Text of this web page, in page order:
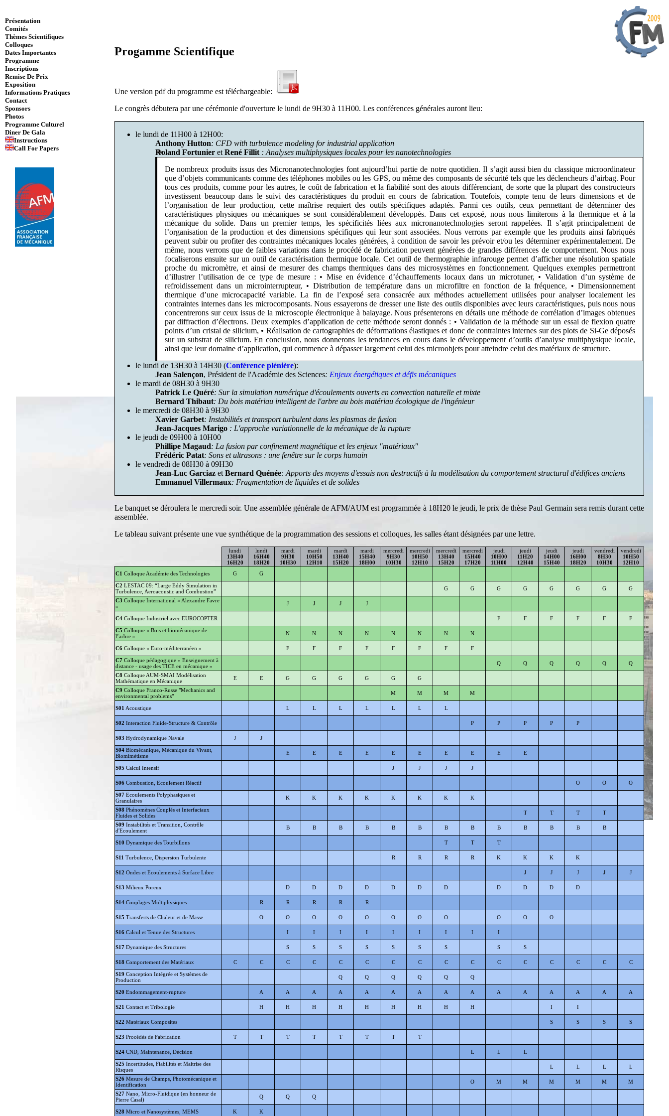
Présentation
Comités
Thèmes Scientifiques
Colloques
Dates Importantes
Programme
Inscriptions
Remise De Prix
Exposition
Informations Pratiques
Contact
Sponsors
Photos
Programme Culturel
Diner De Gala
Instructions
Call For Papers
Progamme Scientifique
Une version pdf du programme est téléchargeable:
Le congrès débutera par une cérémonie d'ouverture le lundi de 9H30 à 11H00. Les conférences générales auront lieu:
le lundi de 11H00 à 12H00:
Anthony Hutton: CFD with turbulence modeling for industrial application
Roland Fortunier et René Fillit : Analyses multiphysiques locales pour les nanotechnologies
De nombreux produits issus des Micronanotechnologies font aujourd’hui partie de notre quotidien. Il s’agit aussi bien du classique microordinateur
que d’objets communicants comme des téléphones mobiles ou les GPS, ou même des composants de sécurité tels que les déclencheurs d’airbag. Pour
tous ces produits, comme pour les autres, le coût de fabrication et la fiabilité sont des atouts différenciant, de sorte que la plupart des constructeurs
investissent beaucoup dans le suivi des caractéristiques du produit en cours de fabrication. Toutefois, compte tenu de leurs dimensions et de
l’organisation de leur production, cette maîtrise requiert des outils spécifiques adaptés. Parmi ces outils, ceux permettant de déterminer des
caractéristiques physiques ou mécaniques se sont considérablement développés. Dans cet exposé, nous nous limiterons à la thermique et à la
mécanique du solide. Dans un premier temps, les spécificités liées aux micronanotechnologies seront rappelées. Il s’agit principalement de
l’organisation de la production et des dimensions spécifiques qui leur sont associées. Nous verrons par exemple que les produits ainsi fabriqués
peuvent subir ou profiter des contraintes mécaniques locales générées, à condition de savoir les prévoir et/ou les déterminer expérimentalement. De
même, nous verrons que de faibles variations dans le procédé de fabrication peuvent générées de grandes différences de comportement. Nous nous
focaliserons ensuite sur un outil de caractérisation thermique locale. Cet outil de thermographie infrarouge permet d’afficher une résolution spatiale
proche du micromètre, et ainsi de mesurer des champs thermiques dans des microsystèmes en fonctionnement. Quelques exemples permettront
d’illustrer l’utilisation de ce type de mesure : • Mise en évidence d’échauffements locaux dans un microtuner, • Validation d’un système de
refroidissement dans un microinterrupteur, • Distribution de température dans un microfiltre en fonction de la fréquence, • Dimensionnement
thermique d’une microcapacité variable. La fin de l’exposé sera consacrée aux méthodes actuellement utilisées pour analyser localement les
contraintes internes dans les microcomposants. Nous essayerons de dresser une liste des outils disponibles avec leurs caractéristiques, puis nous nous
concentrerons sur ceux issus de la microscopie électronique à balayage. Nous présenterons en détails une méthode de corrélation d’images obtenues
par diffraction d’électrons. Deux exemples d’application de cette méthode seront donnés : • Validation de la méthode sur un essai de flexion quatre
points d’un cristal de silicium, • Réalisation de cartographies de déformations élastiques et donc de contraintes internes sur des plots de Si-Ge déposés
sur un substrat de silicium. En conclusion, nous donnerons les tendances en cours dans le développement d’outils d’analyse multiphysique locale,
ainsi que leur domaine d’application, qui commence à dépasser largement celui des microobjets pour atteindre celui des matériaux de structure.
le lundi de 13H30 à 14H30 (Conférence plénière):
Jean Salençon, Président de l'Académie des Sciences: Enjeux énergétiques et défis mécaniques
le mardi de 08H30 à 9H30
Patrick Le Quéré: Sur la simulation numérique d'écoulements ouverts en convection naturelle et mixte
Bernard Thibaut: Du bois matériau intelligent de l'arbre au bois matériau écologique de l'ingénieur
le mercredi de 08H30 à 9H30
Xavier Garbet: Instabilités et transport turbulent dans les plasmas de fusion
Jean-Jacques Marigo : L'approche variationnelle de la mécanique de la rupture
le jeudi de 09H00 à 10H00
Phillipe Magaud: La fusion par confinement magnétique et les enjeux "matériaux"
Frédéric Patat: Sons et ultrasons : une fenêtre sur le corps humain
le vendredi de 08H30 à 09H30
Jean-Luc Garciaz et Bernard Quénée: Apports des moyens d'essais non destructifs à la modélisation du comportement structural d'édifices anciens
Emmanuel Villermaux: Fragmentation de liquides et de solides
Le banquet se déroulera le mercredi soir. Une assemblée générale de AFM/AUM est programmée à 18H20 le jeudi, le prix de thèse Paul Germain sera remis durant cette
assemblée.
Le tableau suivant présente une vue synthétique de la programmation des sessions et colloques, les salles étant désignées par une lettre.
lundi
13H40
16H20
lundi
16H40
18H20
mardi
9H30
10H30
mardi
10H50
12H10
mardi
13H40
15H20
mardi
15H40
18H00
mercredi
9H30
10H30
mercredi
10H50
12H10
mercredi
13H40
15H20
mercredi
15H40
17H20
jeudi
10H00
11H00
jeudi
11H20
12H40
jeudi
14H00
15H40
jeudi
16H00
18H20
vendredi
8H30
10H30
vendredi
10H50
12H10
C1 Colloque Académie des Technologies G
G
C2 LESTAC 09: “Large Eddy Simulation in
Turbulence, Aeroacoustic and Combustion”
G G G G G G G
G
C3 Colloque International « Alexandre Favre
»
J J J J
C4 Colloque Industriel avec EUROCOPTER F F F F F
F
C5 Colloque « Bois et biomécanique de
l’arbre »
N N N N N N N N
C6 Colloque « Euro-méditerranéen » F F F F F F F
F
C7 Colloque pédagogique « Enseignement à
distance - usage des TICE en mécanique »
Q Q Q Q Q
Q
C8 Colloque AUM-SMAI Modélisation
Mathématique en Mécanique
E E G G G G G
G
C9 Colloque Franco-Russe "Mechanics and
environmental problems"
M M M M
S01 Acoustique L L L L L L L
S02 Interaction Fluide-Structure & Contrôle P P P P P
S03 Hydrodynamique Navale J
J
S04 Biomécanique, Mécanique du Vivant,
Biomimétisme
E E E E E E E E E E
S05 Calcul Intensif J J J J
S06 Combustion, Ecoulement Réactif O O
O
S07 Ecoulements Polyphasiques et
Granulaires
K K K K K K K
K
S08 Phénomènes Couplés et Interfaciaux
Fluides et Solides
T T T
T
S09 Instabilités et Transition, Contrôle
d'Ecoulement
B B B B B B B B B B B B B
S10 Dynamique des Tourbillons T T T
S11 Turbulence, Dispersion Turbulente R R R R K K K K
S12 Ondes et Ecoulements à Surface Libre J J J J J
S13 Milieux Poreux D D D D D D D D D D D
S14 Couplages Multiphysiques R R R R R
S15 Transferts de Chaleur et de Masse O O O O O O O O O O O
S16 Calcul et Tenue des Structures I I I I I I I I I
S17 Dynamique des Structures S S S S S S S S S
S18 Comportement des Matériaux C C C C C C C C C C C C C C C
C
S19 Conception Intégrée et Systèmes de
Production
Q Q Q Q Q Q
S20 Endommagement-rupture A A A A A A A A A A A A A A A
S21 Contact et Tribologie H H H H H H H H H I I
S22 Matériaux Composites S S S S
S23 Procédés de Fabrication T T T T T T T T
S24 CND, Maintenance, Décision L L
L
S25 Incertitudes, Fiabilités et Maitrise des
Risques
L L L
L
S26 Mesure de Champs, Photomécanique et
Identification
O M M M M M
M
S27 Nano, Micro-Fluidique (en honneur de
Pierre Casal)
Q Q Q
S28 Micro et Nanosystèmes, MEMS K K